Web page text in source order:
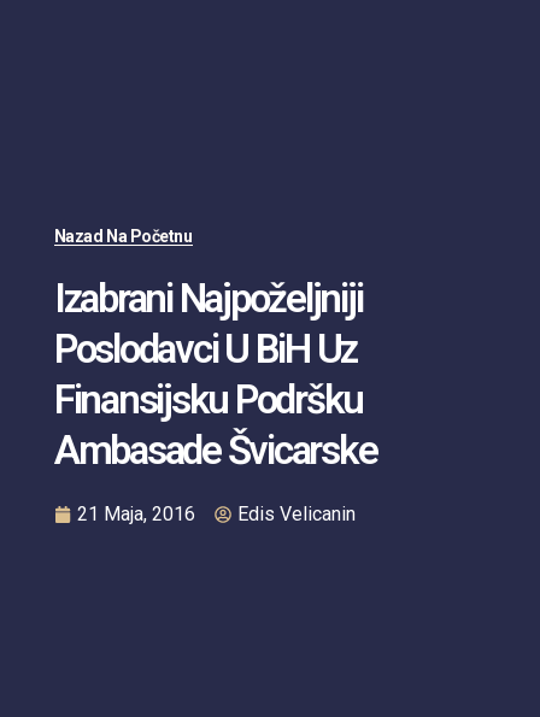
Nazad Na Početnu
Izabrani Najpoželjniji
Poslodavci U BiH Uz
Finansijsku Podršku
Ambasade Švicarske
21 Maja, 2016 Edis Velicanin